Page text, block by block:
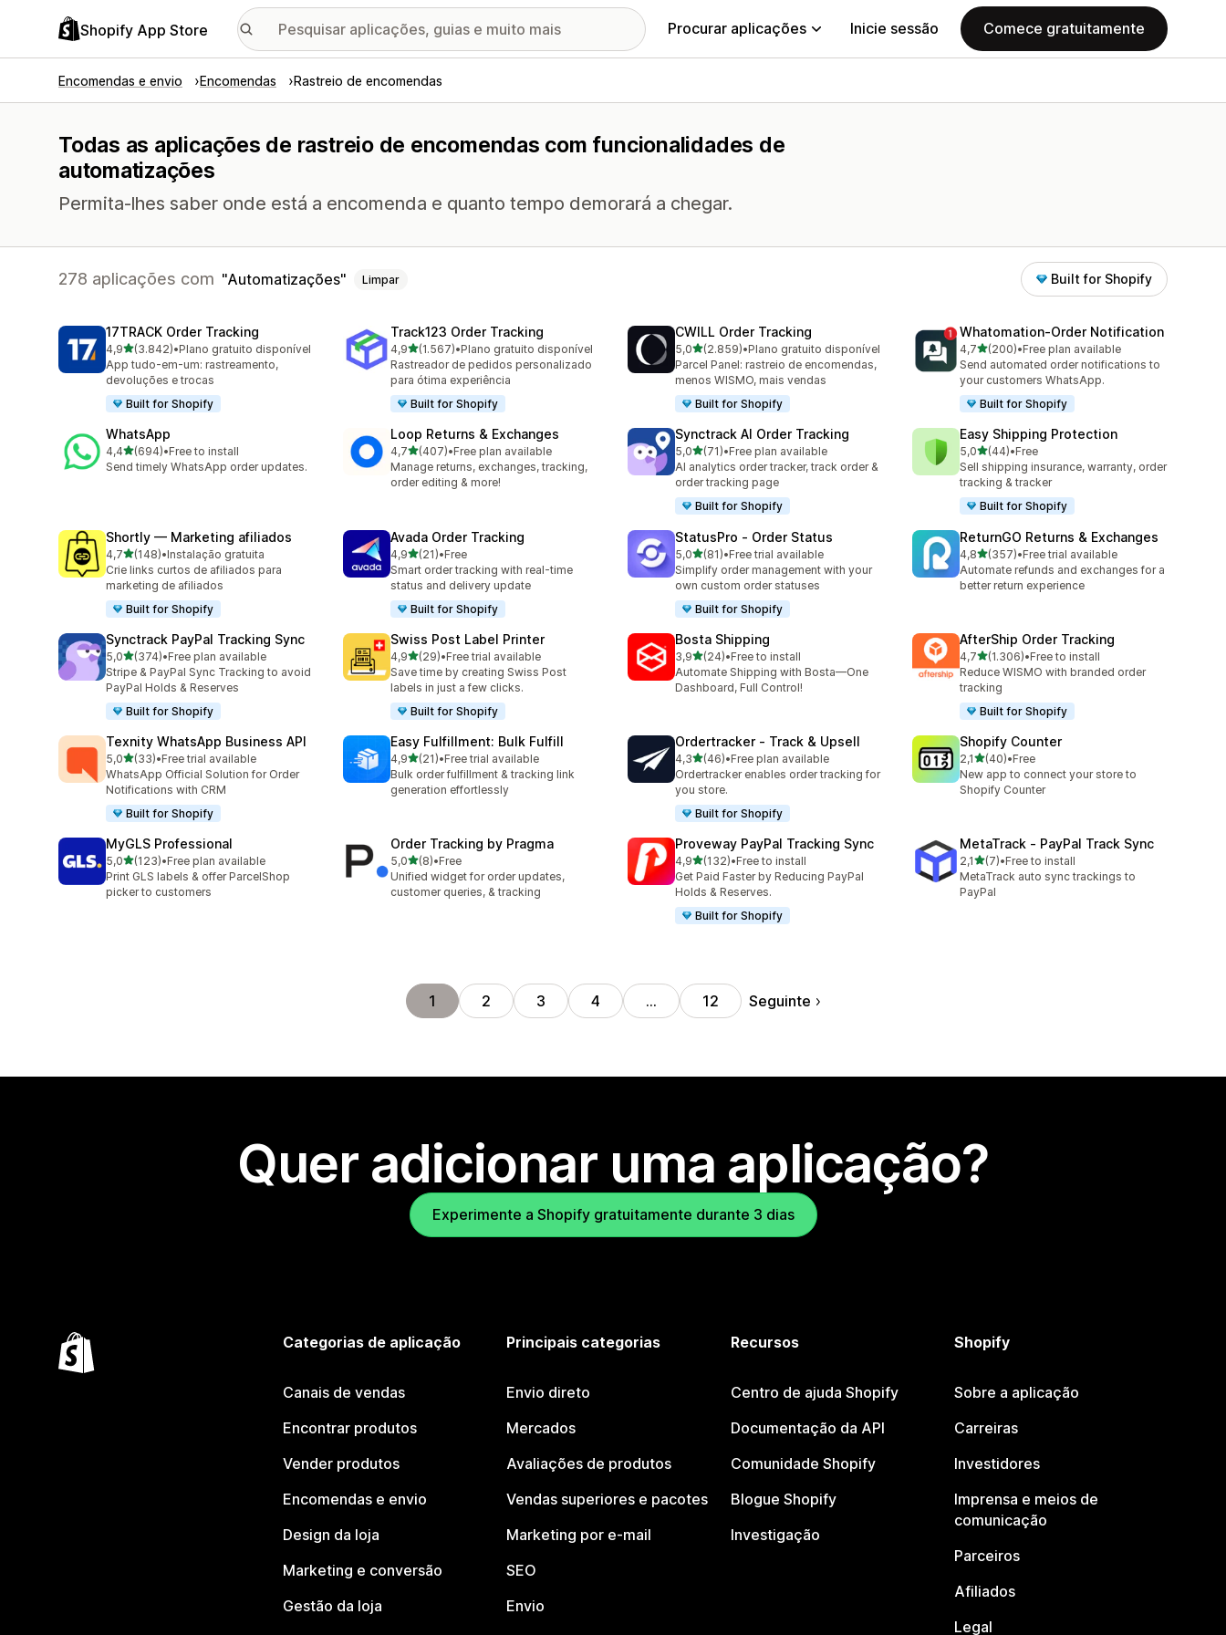
Shopify App Store Procurar aplicações Inicie sessão Comece gratuitamente
Encomendas e envio Encomendas Rastreio de encomendas
Todas as aplicações de rastreio de encomendas com funcionalidades de
automatizações
Permita-lhes saber onde está a encomenda e quanto tempo demorará a chegar.
278 aplicações com Automatizações Limpar Built for Shopify
17TRACK Order Tracking
4,9de 5 estrelas
(3.842)
3842 total de avaliações
•Plano gratuito disponível
App tudo-em-um: rastreamento,
devoluções e trocas
Built for Shopify
Track123 Order Tracking
4,9de 5 estrelas
(1.567)
1567 total de avaliações
•Plano gratuito disponível
Rastreador de pedidos personalizado
para ótima experiência
Built for Shopify
CWILL Order Tracking
5,0de 5 estrelas
(2.859)
2859 total de avaliações
•Plano gratuito disponível
Parcel Panel: rastreio de encomendas,
menos WISMO, mais vendas
Built for Shopify
Whatomation‑Order Notification
4,7de 5 estrelas
(200)
200 total de avaliações
•Free plan available
Send automated order notifications to
your customers WhatsApp.
Built for Shopify
WhatsApp
4,4de 5 estrelas
(694)
694 total de avaliações
•Free to install
Send timely WhatsApp order updates.
Loop Returns & Exchanges
4,7de 5 estrelas
(407)
407 total de avaliações
•Free plan available
Manage returns, exchanges, tracking,
order editing & more!
Synctrack AI Order Tracking
5,0de 5 estrelas
(71)
71 total de avaliações
•Free plan available
AI analytics order tracker, track order &
order tracking page
Built for Shopify
Easy Shipping Protection
5,0de 5 estrelas
(44)
44 total de avaliações
•Free
Sell shipping insurance, warranty, order
tracking & tracker
Built for Shopify
Shortly — Marketing afiliados
4,7de 5 estrelas
(148)
148 total de avaliações
•Instalação gratuita
Crie links curtos de afiliados para
marketing de afiliados
Built for Shopify
Avada Order Tracking
4,9de 5 estrelas
(21)
21 total de avaliações
•Free
Smart order tracking with real-time
status and delivery update
Built for Shopify
StatusPro ‑ Order Status
5,0de 5 estrelas
(81)
81 total de avaliações
•Free trial available
Simplify order management with your
own custom order statuses
Built for Shopify
ReturnGO Returns & Exchanges
4,8de 5 estrelas
(357)
357 total de avaliações
•Free trial available
Automate refunds and exchanges for a
better return experience
Synctrack PayPal Tracking Sync
5,0de 5 estrelas
(374)
374 total de avaliações
•Free plan available
Stripe & PayPal Sync Tracking to avoid
PayPal Holds & Reserves
Built for Shopify
Swiss Post Label Printer
4,9de 5 estrelas
(29)
29 total de avaliações
•Free trial available
Save time by creating Swiss Post
labels in just a few clicks.
Built for Shopify
Bosta Shipping
3,9de 5 estrelas
(24)
24 total de avaliações
•Free to install
Automate Shipping with Bosta—One
Dashboard, Full Control!
AfterShip Order Tracking
4,7de 5 estrelas
(1.306)
1306 total de avaliações
•Free to install
Reduce WISMO with branded order
tracking
Built for Shopify
Texnity WhatsApp Business API
5,0de 5 estrelas
(33)
33 total de avaliações
•Free trial available
WhatsApp Official Solution for Order
Notifications with CRM
Built for Shopify
Easy Fulfillment: Bulk Fulfill
4,9de 5 estrelas
(21)
21 total de avaliações
•Free trial available
Bulk order fulfillment & tracking link
generation effortlessly
Ordertracker ‑ Track & Upsell
4,3de 5 estrelas
(46)
46 total de avaliações
•Free plan available
Ordertracker enables order tracking for
you store.
Built for Shopify
Shopify Counter
2,1de 5 estrelas
(40)
40 total de avaliações
•Free
New app to connect your store to
Shopify Counter
MyGLS Professional
5,0de 5 estrelas
(123)
123 total de avaliações
•Free plan available
Print GLS labels & offer ParcelShop
picker to customers
Order Tracking by Pragma
5,0de 5 estrelas
(8)
8 total de avaliações
•Free
Unified widget for order updates,
customer queries, & tracking
Proveway PayPal Tracking Sync
4,9de 5 estrelas
(132)
132 total de avaliações
•Free to install
Get Paid Faster by Reducing PayPal
Holds & Reserves.
Built for Shopify
MetaTrack ‑ PayPal Track Sync
2,1de 5 estrelas
(7)
7 total de avaliações
•Free to install
MetaTrack auto sync trackings to
PayPal
1 2 3 4 … 12 Seguinte
Quer adicionar uma aplicação?
Experimente a Shopify gratuitamente durante 3 dias
Categorias de aplicação
Canais de vendas
Encontrar produtos
Vender produtos
Encomendas e envio
Design da loja
Marketing e conversão
Gestão da loja
Principais categorias
Envio direto
Mercados
Avaliações de produtos
Vendas superiores e pacotes
Marketing por e-mail
SEO
Envio
Recursos
Centro de ajuda Shopify
Documentação da API
Comunidade Shopify
Blogue Shopify
Investigação
Shopify
Sobre a aplicação
Carreiras
Investidores
Imprensa e meios de
comunicação
Parceiros
Afiliados
Legal